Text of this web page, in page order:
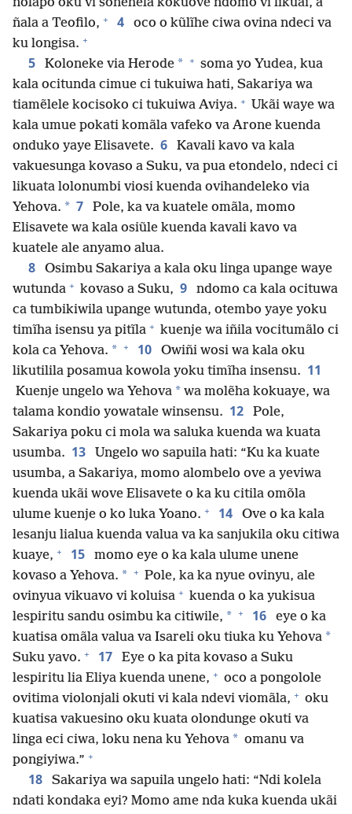
nõlapo oku vi sonehela kokuove ndomo vi likuãi, a
ñala a Teofilo, + 4
oco o kũlĩhe ciwa ovina ndeci va
ku longisa. +
5 Koloneke via Herode * + soma yo Yudea, kua
kala ocitunda cimue ci tukuiwa hati, Sakariya wa
tiamẽlele kocisoko ci tukuiwa Aviya. + Ukãi waye wa
kala umue pokati komãla vafeko va Arone kuenda
onduko yaye Elisavete. 6
Kavali kavo va kala
vakuesunga kovaso a Suku, va pua etondelo, ndeci ci
likuata lolonumbi viosi kuenda ovihandeleko via
Yehova. * 7
Pole, ka va kuatele omãla, momo
Elisavete wa kala osiũle kuenda kavali kavo va
kuatele ale anyamo alua.
8
Osimbu Sakariya a kala oku linga upange waye
wutunda + kovaso a Suku, 9
ndomo ca kala ocituwa
ca tumbikiwila upange wutunda, otembo yaye yoku
timĩha isensu ya pitĩla + kuenje wa iñila vocitumãlo ci
kola ca Yehova. * + 10
Owiñi wosi wa kala oku
likutilila posamua kowola yoku timĩha insensu. 11
Kuenje ungelo wa Yehova * wa molẽha kokuaye, wa
talama kondio yowatale winsensu. 12
Pole,
Sakariya poku ci mola wa saluka kuenda wa kuata
usumba. 13
Ungelo wo sapuila hati: “Ku ka kuate
usumba, a Sakariya, momo alombelo ove a yeviwa
kuenda ukãi wove Elisavete o ka ku citila omõla
ulume kuenje o ko luka Yoano. + 14
Ove o ka kala
lesanju lialua kuenda valua va ka sanjukila oku citiwa
kuaye, + 15
momo eye o ka kala ulume unene
kovaso a Yehova. * + Pole, ka ka nyue ovinyu, ale
ovinyua vikuavo vi koluisa + kuenda o ka yukisua
lespiritu sandu osimbu ka citiwile, * + 16
eye o ka
kuatisa omãla valua va Isareli oku tiuka ku Yehova *
Suku yavo. + 17
Eye o ka pita kovaso a Suku
lespiritu lia Eliya kuenda unene, + oco a pongolole
ovitima violonjali okuti vi kala ndevi viomãla, + oku
kuatisa vakuesino oku kuata olondunge okuti va
linga eci ciwa, loku nena ku Yehova * omanu va
pongiyiwa.” +
18
Sakariya wa sapuila ungelo hati: “Ndi kolela
ndati kondaka eyi? Momo ame nda kuka kuenda ukãi